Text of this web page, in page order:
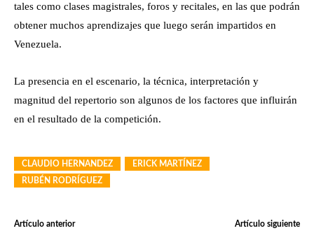
tales como clases magistrales, foros y recitales, en las que podrán
obtener muchos aprendizajes que luego serán impartidos en
Venezuela.
La presencia en el escenario, la técnica, interpretación y
magnitud del repertorio son algunos de los factores que influirán
en el resultado de la competición.
CLAUDIO HERNANDEZ
ERICK MARTÍNEZ
RUBÉN RODRÍGUEZ
Artículo anterior Artículo siguiente